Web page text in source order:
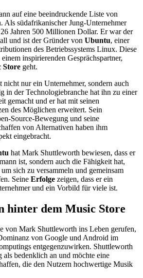
auf eine beeindruckende Liste von
Als südafrikanischer Jung-Unternehmer
Jahren 500 Millionen Dollar. Er war der
und ist der Gründer von Ubuntu, einer
des Betriebssystems Linux. Diese
inspirierenden Gesprächspartner,
Store geht.
nicht nur ein Unternehmer, sondern auch
in der Technologiebranche hat ihn zu einer
gemacht und er hat mit seinen
des Möglichen erweitert. Sein
Source-Bewegung und seine
von Alternativen haben ihm
eingebracht.
hat Mark Shuttleworth bewiesen, dass er
ist, sondern auch die Fähigkeit hat,
sich zu versammeln und gemeinsam
Seine Erfolge zeigen, dass er ein
und ein Vorbild für viele ist.
hinter dem Music Store
von Mark Shuttleworth ins Leben gerufen,
von Google und Android im
entgegenzuwirken. Shuttleworth
bedenklich an und möchte eine
die den Nutzern hochwertige Musik